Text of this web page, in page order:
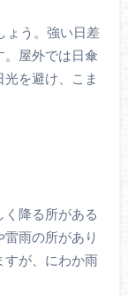
ょう。強い日差
。屋外では日傘
を避け、こま
降る所がある
雨の所があり
すが、にわか雨